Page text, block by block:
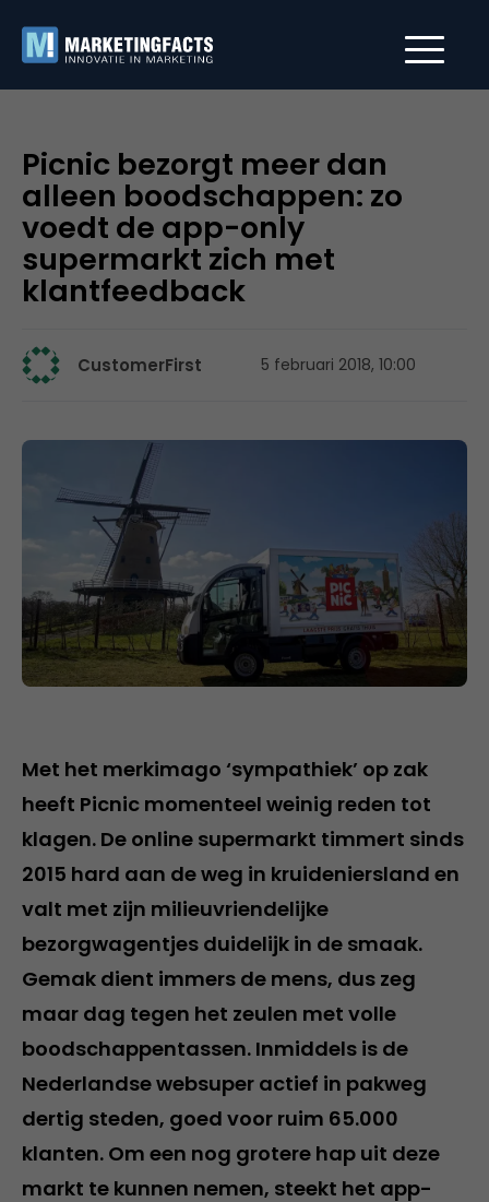
Picnic bezorgt meer dan
alleen boodschappen: zo
voedt de app-only
supermarkt zich met
klantfeedback
CustomerFirst 5 februari 2018, 10:00
Met het merkimago ‘sympathiek’ op zak
heeft Picnic momenteel weinig reden tot
klagen. De online supermarkt timmert sinds
2015 hard aan de weg in kruideniersland en
valt met zijn milieuvriendelijke
bezorgwagentjes duidelijk in de smaak.
Gemak dient immers de mens, dus zeg
maar dag tegen het zeulen met volle
boodschappentassen. Inmiddels is de
Nederlandse websuper actief in pakweg
dertig steden, goed voor ruim 65.000
klanten. Om een nog grotere hap uit deze
markt te kunnen nemen, steekt het app-